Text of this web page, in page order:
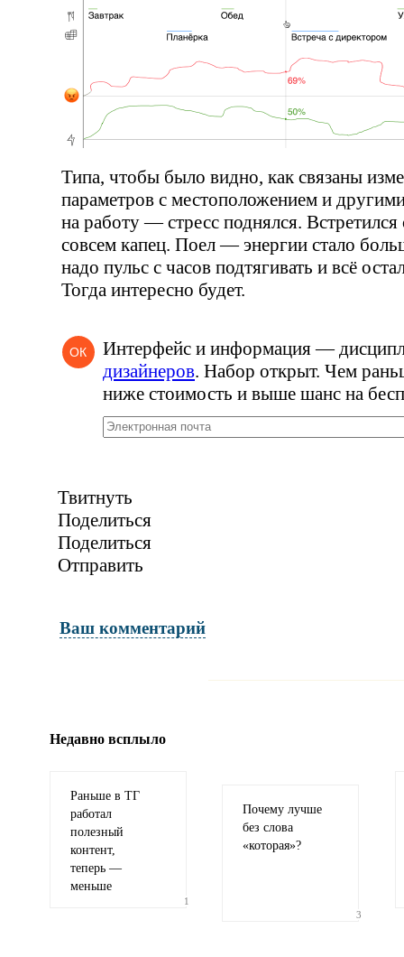
Типа, чтобы было видно, как связаны
параметров с местоположением и
на работу — стресс поднялся.
совсем капец. Поел — энергии стало
надо пульс с часов подтягивать и всё
Тогда интересно будет.
ОК
Интерфейс и информация —
дизайнеров. Набор открыт. Чем
ниже стоимость и выше шанс на
Твитнуть
Поделиться
Поделиться
Отправить
Ваш комментарий
Недавно всплыло
Раньше в ТГ
работал
полезный
контент,
теперь —
меньше
1
Почему лучше
без слова
«которая»?
3